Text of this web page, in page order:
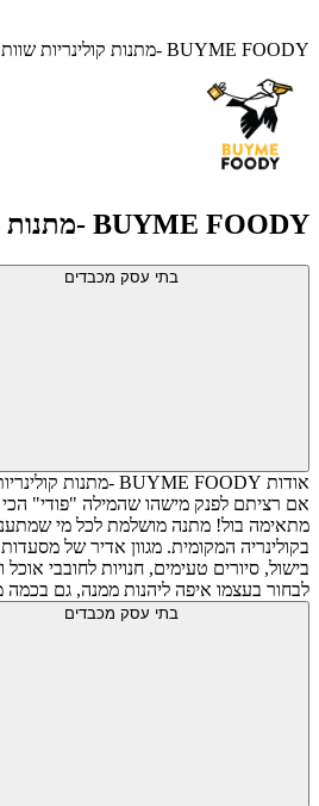
BUYME FOODY -מתנות קולינריות שוות
BUYME FOODY -מתנות קולינריות שוות
בתי עסק מכבדים
אודות BUYME FOODY -מתנות קולינריות שוות
אם רציתם לפנק מישהו שהמילה "פודי" הכי
מתאימה בול! מתנה מושלמת לכל מי
בקולינריה המקומית. מגוון אדיר של
בישול, סיורים טעימים, חנויות לחובבי
לבחור בעצמו איפה ליהנות ממנה, גם בכמה
בתי עסק מכבדים